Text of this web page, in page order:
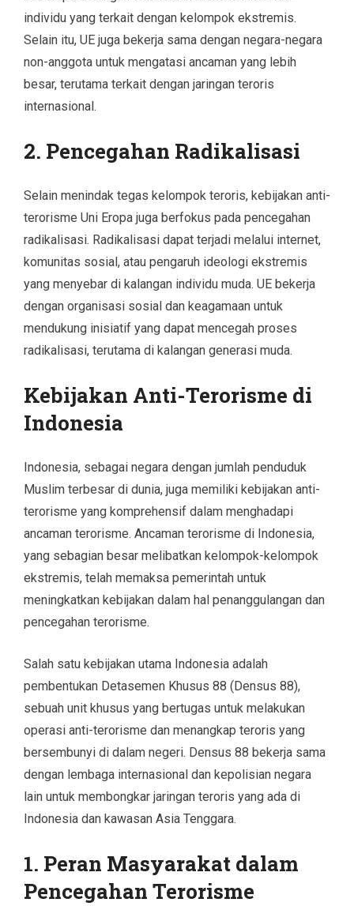
individu yang terkait dengan kelompok ekstremis.
Selain itu, UE juga bekerja sama dengan negara-negara
non-anggota untuk mengatasi ancaman yang lebih
besar, terutama terkait dengan jaringan teroris
internasional.
2. Pencegahan Radikalisasi
Selain menindak tegas kelompok teroris, kebijakan anti-
terorisme Uni Eropa juga berfokus pada pencegahan
radikalisasi. Radikalisasi dapat terjadi melalui internet,
komunitas sosial, atau pengaruh ideologi ekstremis
yang menyebar di kalangan individu muda. UE bekerja
dengan organisasi sosial dan keagamaan untuk
mendukung inisiatif yang dapat mencegah proses
radikalisasi, terutama di kalangan generasi muda.
Kebijakan Anti-Terorisme di
Indonesia
Indonesia, sebagai negara dengan jumlah penduduk
Muslim terbesar di dunia, juga memiliki kebijakan anti-
terorisme yang komprehensif dalam menghadapi
ancaman terorisme. Ancaman terorisme di Indonesia,
yang sebagian besar melibatkan kelompok-kelompok
ekstremis, telah memaksa pemerintah untuk
meningkatkan kebijakan dalam hal penanggulangan dan
pencegahan terorisme.
Salah satu kebijakan utama Indonesia adalah
pembentukan Detasemen Khusus 88 (Densus 88),
sebuah unit khusus yang bertugas untuk melakukan
operasi anti-terorisme dan menangkap teroris yang
bersembunyi di dalam negeri. Densus 88 bekerja sama
dengan lembaga internasional dan kepolisian negara
lain untuk membongkar jaringan teroris yang ada di
Indonesia dan kawasan Asia Tenggara.
1. Peran Masyarakat dalam
Pencegahan Terorisme